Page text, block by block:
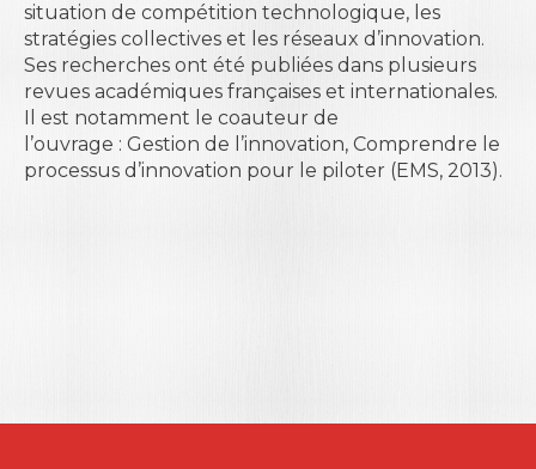
situation de compétition technologique, les
stratégies collectives et les réseaux d’innovation.
Ses recherches ont été publiées dans plusieurs
revues académiques françaises et internationales.
Il est notamment le coauteur de
l’ouvrage : Gestion de l’innovation, Comprendre le
processus d’innovation pour le piloter (EMS, 2013).